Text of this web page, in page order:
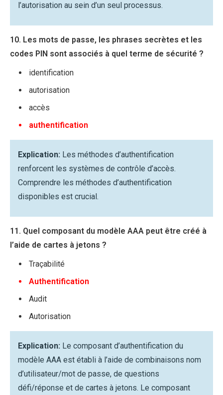
l’autorisation au sein d’un seul processus.
10. Les mots de passe, les phrases secrètes et les
codes PIN sont associés à quel terme de sécurité ?
identification
autorisation
accès
authentification
Explication: Les méthodes d’authentification
renforcent les systèmes de contrôle d’accès.
Comprendre les méthodes d’authentification
disponibles est crucial.
11. Quel composant du modèle AAA peut être créé à
l’aide de cartes à jetons ?
Traçabilité
Authentification
Audit
Autorisation
Explication: Le composant d’authentification du
modèle AAA est établi à l’aide de combinaisons nom
d’utilisateur/mot de passe, de questions
défi/réponse et de cartes à jetons. Le composant